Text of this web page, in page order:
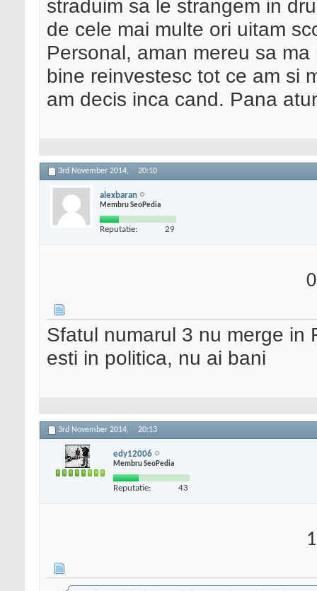
straduim sa le strangem in
de cele mai multe ori uitam
Personal, aman mereu sa
bine reinvestesc tot ce am si
am decis inca cand. Pana
3rd November 2014, 20:10
alexbaran
Membru SeoPedia
Reputatie: 29
Sfatul numarul 3 nu merge in
esti in politica, nu ai bani
3rd November 2014, 20:13
edy12006
Membru SeoPedia
Reputatie: 43